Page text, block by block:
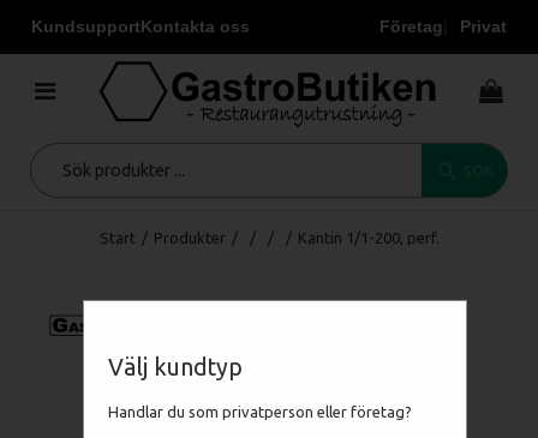
KundsupportKontakta oss Företag Privat
Välj kundtyp
Handlar du som privatperson eller företag?
Start / Produkter / / / / Kantin 1/1-200, perf.